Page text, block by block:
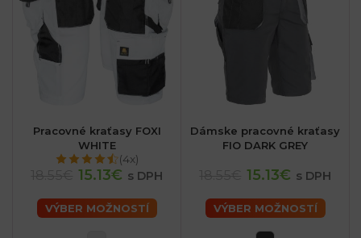
Pracovné kraťasy FOXI
WHITE
(4x)
15.13€ s DPH
VÝBER MOŽNOSTÍ
Dámske pracovné kraťasy
FIO DARK GREY
15.13€ s DPH
VÝBER MOŽNOSTÍ